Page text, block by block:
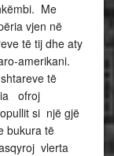
Me
vjen në
të tij dhe aty
amerikani.
të
ofroj
si një gjë
bukura të
vlerta